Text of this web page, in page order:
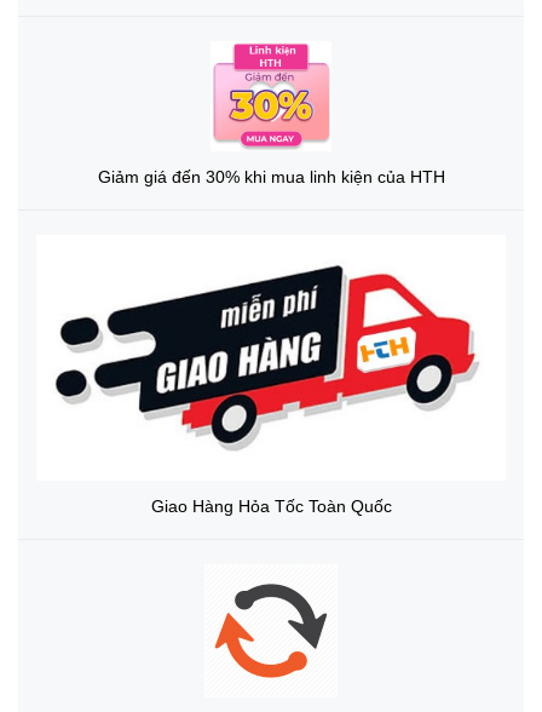
Giảm giá đến 30% khi mua linh kiện của HTH
Giao Hàng Hỏa Tốc Toàn Quốc